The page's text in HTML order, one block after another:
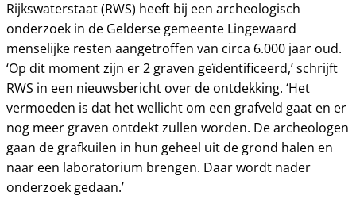
Rijkswaterstaat (RWS) heeft bij een archeologisch
onderzoek in de Gelderse gemeente Lingewaard
menselijke resten aangetroffen van circa 6.000 jaar oud.
‘Op dit moment zijn er 2 graven geïdentificeerd,’ schrijft
RWS in een nieuwsbericht over de ontdekking. ‘Het
vermoeden is dat het wellicht om een grafveld gaat en er
nog meer graven ontdekt zullen worden. De archeologen
gaan de grafkuilen in hun geheel uit de grond halen en
naar een laboratorium brengen. Daar wordt nader
onderzoek gedaan.’